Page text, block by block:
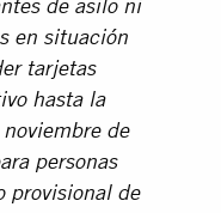
de asilo ni
en situación
tarjetas
hasta la
de
personas
provisional de